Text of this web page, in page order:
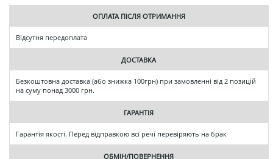
ОПЛАТА ПІСЛЯ ОТРИМАННЯ
Відсутня передоплата
ДОСТАВКА
Безкоштовна доставка (або знижка 100грн) при замовленні від 2 позицій
на суму понад 3000 грн.
ГАРАНТІЯ
Гарантія якості. Перед відправкою всі речі перевіряють на брак
ОБМІН/ПОВЕРНЕННЯ